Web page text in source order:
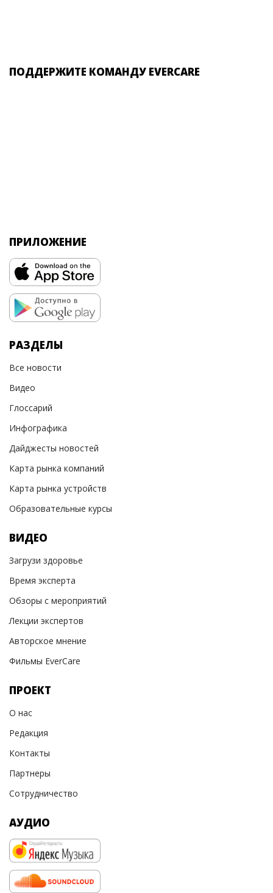
ПОДДЕРЖИТЕ КОМАНДУ EVERCARE
ПРИЛОЖЕНИЕ
РАЗДЕЛЫ
Все новости
Видео
Глоссарий
Инфографика
Дайджесты новостей
Карта рынка компаний
Карта рынка устройств
Образовательные курсы
ВИДЕО
Загрузи здоровье
Время эксперта
Обзоры с мероприятий
Лекции экспертов
Авторское мнение
Фильмы EverCare
ПРОЕКТ
О нас
Редакция
Контакты
Партнеры
Сотрудничество
АУДИО